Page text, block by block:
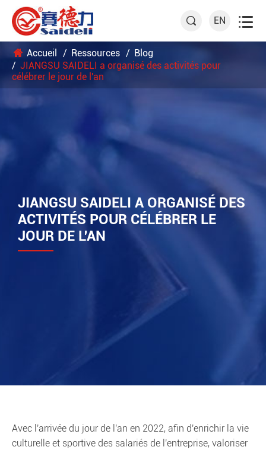
 EN 
Accueil Ressources
Blog
JIANGSU SAIDELI a organisé des activités pour
célébrer le jour de l'an
JIANGSU SAIDELI A ORGANISÉ DES
ACTIVITÉS POUR CÉLÉBRER LE
JOUR DE L'AN
Avec l'arrivée du jour de l'an en 2022, afin d'enrichir la vie
culturelle et sportive des salariés de l'entreprise, valoriser